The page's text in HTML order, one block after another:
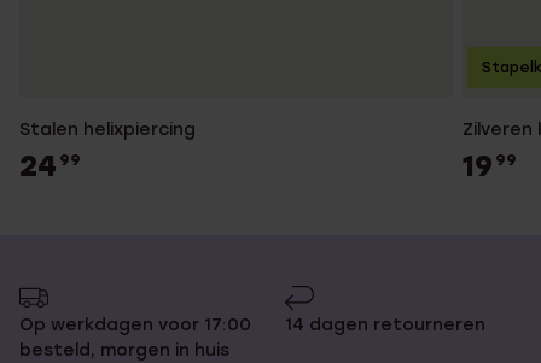
Stalen helixpiercing
24 99 19 99
Op werkdagen voor 17:00
besteld, morgen in huis
14 dagen retourneren